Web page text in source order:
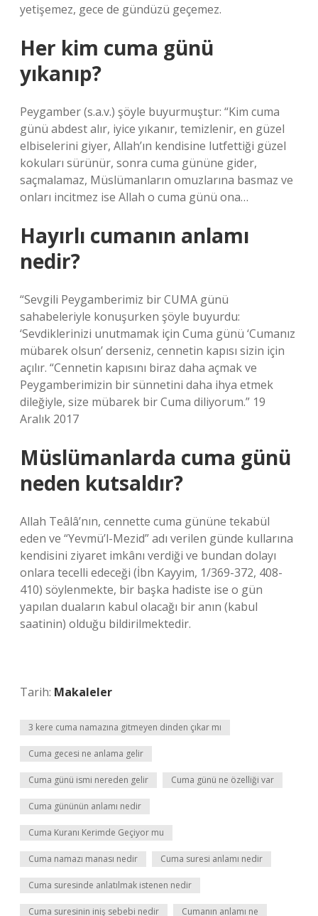
yetişemez, gece de gündüzü geçemez.
Her kim cuma günü
yıkanıp?
Peygamber (s.a.v.) şöyle buyurmuştur: “Kim cuma
günü abdest alır, iyice yıkanır, temizlenir, en güzel
elbiselerini giyer, Allah’ın kendisine lutfettiği güzel
kokuları sürünür, sonra cuma gününe gider,
saçmalamaz, Müslümanların omuzlarına basmaz ve
onları incitmez ise Allah o cuma günü ona…
Hayırlı cumanın anlamı
nedir?
“Sevgili Peygamberimiz bir CUMA günü
sahabeleriyle konuşurken şöyle buyurdu:
‘Sevdiklerinizi unutmamak için Cuma günü ‘Cumanız
mübarek olsun’ derseniz, cennetin kapısı sizin için
açılır. “Cennetin kapısını biraz daha açmak ve
Peygamberimizin bir sünnetini daha ihya etmek
dileğiyle, size mübarek bir Cuma diliyorum.” 19
Aralık 2017
Müslümanlarda cuma günü
neden kutsaldır?
Allah Teâlâ’nın, cennette cuma gününe tekabül
eden ve “Yevmü’l-Mezid” adı verilen günde kullarına
kendisini ziyaret imkânı verdiği ve bundan dolayı
onlara tecelli edeceği (İbn Kayyim, 1/369-372, 408-
410) söylenmekte, bir başka hadiste ise o gün
yapılan duaların kabul olacağı bir anın (kabul
saatinin) olduğu bildirilmektedir.
Tarih: Makaleler
3 kere cuma namazına gitmeyen dinden çıkar mı
Cuma gecesi ne anlama gelir
Cuma günü ismi nereden gelir Cuma günü ne özelliği var
Cuma gününün anlamı nedir
Cuma Kuranı Kerimde Geçiyor mu
Cuma namazı manası nedir Cuma suresi anlamı nedir
Cuma suresinde anlatılmak istenen nedir
Cuma suresinin iniş sebebi nedir Cumanın anlamı ne